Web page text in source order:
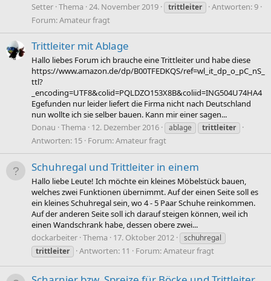
Setter Thema 24. November 2019 trittleiter
Antworten: 9
Forum:Amateur fragt
Trittleiter mit Ablage
Hallo liebes Forum ich brauche eine Trittleiter und habe diese
https://www.amazon.de/dp/B00TFEDKQS/ref=wl_it_dp_o_pC_nS_
ttl?
_encoding=UTF8&colid=PQLDZO153X8B&coliid=ING504U74HA4
Egefunden nur leider liefert die Firma nicht nach Deutschland
nun wollte ich sie selber bauen. Kann mir einer sagen...
Donau Thema 12. Dezember 2016 ablage trittleiter
Antworten: 15 Forum:Amateur fragt
Schuhregal und Trittleiter in einem
Hallo liebe Leute! Ich möchte ein kleines Möbelstück bauen,
welches zwei Funktionen übernimmt. Auf der einen Seite soll es
ein kleines Schuhregal sein, wo 4 - 5 Paar Schuhe reinkommen.
Auf der anderen Seite soll ich darauf steigen können, weil ich
einen Wandschrank habe, dessen obere zwei...
dockarbeiter Thema 17. Oktober 2012
schuhregal
trittleiter
Antworten: 11 Forum:Amateur fragt